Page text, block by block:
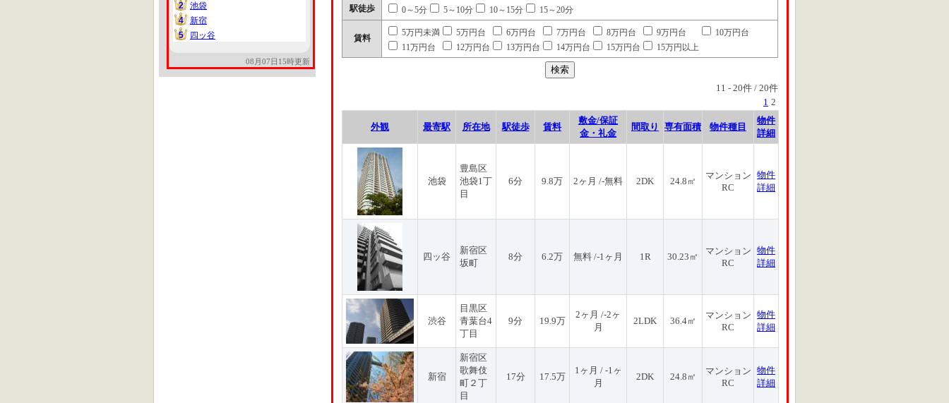
2
2
池袋
4
4
新宿
5
5 四ッ谷
08月07日15時更新
駅徒歩 0～5分 5～10分 10～15分 15～20分
賃料
5万円未満 5万円台 6万円台 7万円台 8万円台 9万円台
10万円台
11万円台
12万円台 13万円台 14万円台 15万円台 15万円以上
11 - 20件 / 20件
1 2
外観 最寄駅 所在地 駅徒歩 賃料
敷金/保証
金・礼金
間取り 専有面積 物件種目
物件
詳細
池袋
豊島区
池袋1丁
目
6分 9.8万 2ヶ月 /-無料 2DK 24.8㎡
マンション
RC
物件
詳細
四ッ谷
新宿区
坂町
8分 6.2万 無料 /-1ヶ月 1R 30.23㎡
マンション
RC
物件
詳細
渋谷
目黒区
青葉台4
丁目
9分 19.9万
2ヶ月 /-2ヶ
月
2LDK 36.4㎡
マンション
RC
物件
詳細
新宿
新宿区
歌舞伎
町２丁
目
17分 17.5万
1ヶ月 / -1ヶ
月
2DK 24.8㎡
マンション
RC
物件
詳細